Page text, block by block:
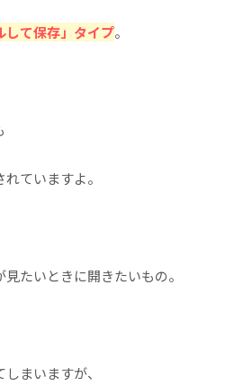
して保存」タイプ。
ていますよ。
たいときに開きたいもの。
まいますが、